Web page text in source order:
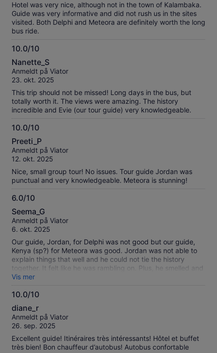
Hotel was very nice, although not in the town of Kalambaka.
Guide was very informative and did not rush us in the sites
visited. Both Delphi and Meteora are definitely worth the long
bus ride.
10.0/10
10.0
av
10
Nanette_S
Anmeldt på Viator
23. okt. 2025
This trip should not be missed! Long days in the bus, but
totally worth it. The views were amazing. The history
incredible and Evie (our tour guide) very knowledgeable.
10.0/10
10.0
av
10
Preeti_P
Anmeldt på Viator
12. okt. 2025
Nice, small group tour! No issues. Tour guide Jordan was
punctual and very knowledgeable. Meteora is stunning!
6.0/10
6.0
av
10
Seema_G
Anmeldt på Viator
6. okt. 2025
Our guide, Jordan, for Delphi was not good but our guide,
Kenya (sp?) for Meteora was good. Jordan was not able to
explain things that well and he could not tie the history
together. It felt like he was rambling on. Plus, he smelled and
also did not explain how lunch would work for those of us
continuing on to Meteora. We ended up buying lunch at
Delphi but had we known lunch would be at the next stop,
was fine but it would have been nicer to stay somewhere
closer to the villages. Our hotel felt like it was in the middle of
nowhere with nothing close by or in walking distance. While
not a part of this tour, it would have been nice to have gotten
to see the sunset at Meteora.
Vis mer
10.0/10
10.0
av
10
diane_r
Anmeldt på Viator
26. sep. 2025
Excellent guide! Itinéraires très intéressants! Hôtel et buffet
très bien! Bon chauffeur d’autobus! Autobus confortable